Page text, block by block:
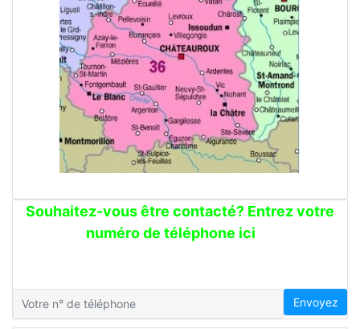
Souhaitez-vous être contacté? Entrez votre
numéro de téléphone ici
Envoyez